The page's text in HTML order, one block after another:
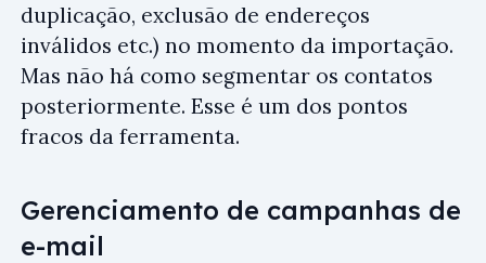
duplicação, exclusão de endereços
inválidos etc.) no momento da importação.
Mas não há como segmentar os contatos
posteriormente. Esse é um dos pontos
fracos da ferramenta.
Gerenciamento de campanhas de
e-mail